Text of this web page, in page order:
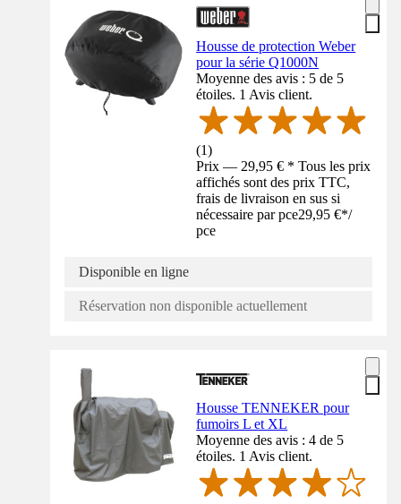
Housse de protection Weber
pour la série Q1000N
Moyenne des avis : 5 de 5
étoiles. 1 Avis client.
(1)
Prix — 29,95 € * Tous les prix
affichés sont des prix TTC,
frais de livraison en sus si
nécessaire par pce29,95 €*/
pce
Disponible en ligne
Réservation non disponible actuellement
Housse TENNEKER pour
fumoirs L et XL
Moyenne des avis : 4 de 5
étoiles. 1 Avis client.